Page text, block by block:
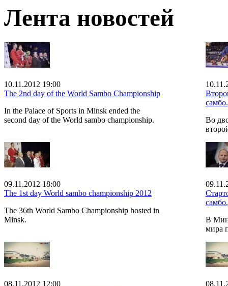
Лента новостей
10.11.2012 19:00
The 2nd day of the World Sambo Championship
In the Palace of Sports in Minsk ended the
second day of the World sambo championship.
самбо.
Во
09.11.2012 18:00
The 1st day World sambo championship 2012
The 36th World Sambo Championship hosted in
Minsk.
самбо.
В
мира
08.11.2012 12:00